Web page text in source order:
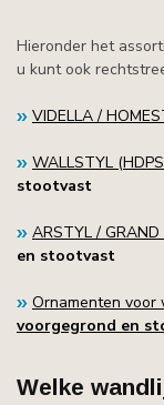
Hieronder het
u kunt ook
VIDELLA /
WALLSTYL
stootvast
ARSTYL /
en stootvast
Ornamenten voor
voorgegrond en
Welke